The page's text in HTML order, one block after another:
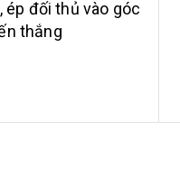
đối thủ vào góc
thắng